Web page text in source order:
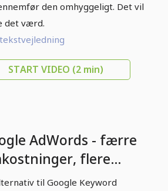
den omhyggeligt. Det vil
det værd.
START VIDEO (2 min)
AdWords - færre
flere
- 2.3 En
til Google Keyword